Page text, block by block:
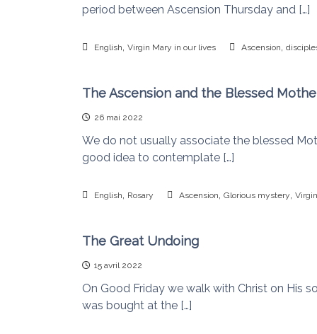
period between Ascension Thursday and […]
English Virgin Mary in our lives Ascension
The Ascension and the Blessed
26 mai 2022
We do not usually associate the blessed
good idea to contemplate […]
English Rosary Ascension Glorious mystery
The Great Undoing
15 avril 2022
On Good Friday we walk with Christ on His
was bought at the […]